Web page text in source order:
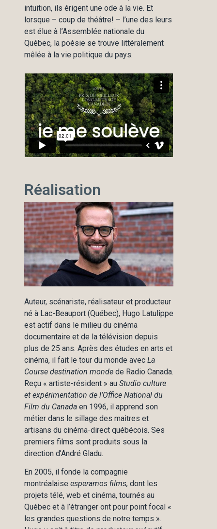
intuition, ils érigent une ode à la vie. Et
lorsque – coup de théâtre! – l’une des leurs
est élue à l’Assemblée nationale du
Québec, la poésie se trouve littéralement
mêlée à la vie politique du pays.
Réalisation
Auteur, scénariste, réalisateur et producteur
né à Lac-Beauport (Québec), Hugo Latulippe
est actif dans le milieu du cinéma
documentaire et de la télévision depuis
plus de 25 ans. Après des études en arts et
cinéma, il fait le tour du monde avec La
Course destination monde de Radio Canada.
Reçu « artiste-résident » au Studio culture
et expérimentation de l’Office National du
Film du Canada en 1996, il apprend son
métier dans le sillage des maitres et
artisans du cinéma-direct québécois. Ses
premiers films sont produits sous la
direction d’André Gladu.
En 2005, il fonde la compagnie
montréalaise esperamos films, dont les
projets télé, web et cinéma, tournés au
Québec et à l’étranger ont pour point focal «
les grandes questions de notre temps ».